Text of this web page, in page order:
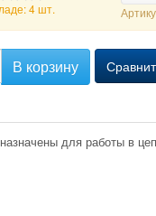
4 шт.
В корзину
для работы в